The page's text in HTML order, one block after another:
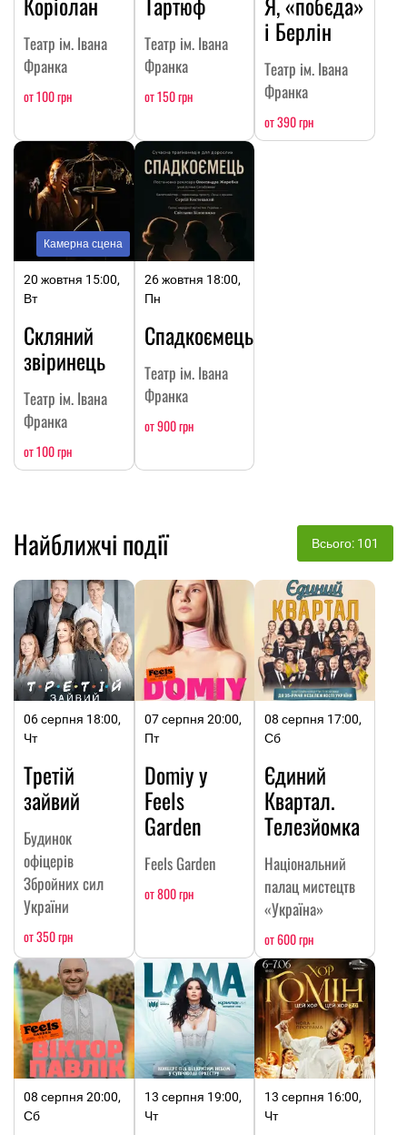
Театр ім. Івана
Франка
от 100 грн
Театр ім. Івана
Франка
от 150 грн
і Берлін
Театр ім. Івана
Франка
от 390 грн
Камерна сцена
20 жовтня 15:00,
Вт
Скляний
звіринець
Театр ім. Івана
Франка
от 100 грн
26 жовтня 18:00,
Пн
Спадкоємець
Театр ім. Івана
Франка
от 900 грн
Найближчі події Всього: 101
06 серпня 18:00,
Чт
Третій
зайвий
Будинок
офіцерів
Збройних сил
України
от 350 грн
07 серпня 20:00,
Пт
Domiy у
Feels
Garden
Feels Garden
от 800 грн
08 серпня 17:00,
Сб
Єдиний
Квартал.
Телезйомка
Національний
палац мистецтв
«Україна»
от 600 грн
08 серпня 20:00,
Сб
13 серпня 19:00,
Чт
13 серпня 16:00,
Чт